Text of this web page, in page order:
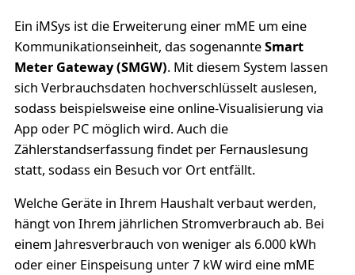
Ein iMSys ist die Erweiterung einer mME um eine
Kommunikationseinheit, das sogenannteSmart
Meter Gateway (SMGW). Mit diesem System lassen
sich Verbrauchsdaten hochverschlüsselt auslesen,
sodass beispielsweise eine online-Visualisierung via
App oder PC möglich wird. Auch die
Zählerstandserfassung findet per Fernauslesung
statt, sodass ein Besuch vor Ort entfällt.
Welche Geräte in Ihrem Haushalt verbaut werden,
hängt von Ihrem jährlichen Stromverbrauch ab. Bei
einem Jahresverbrauch von weniger als 6.000 kWh
oder einer Einspeisung unter 7 kW wird eine mME